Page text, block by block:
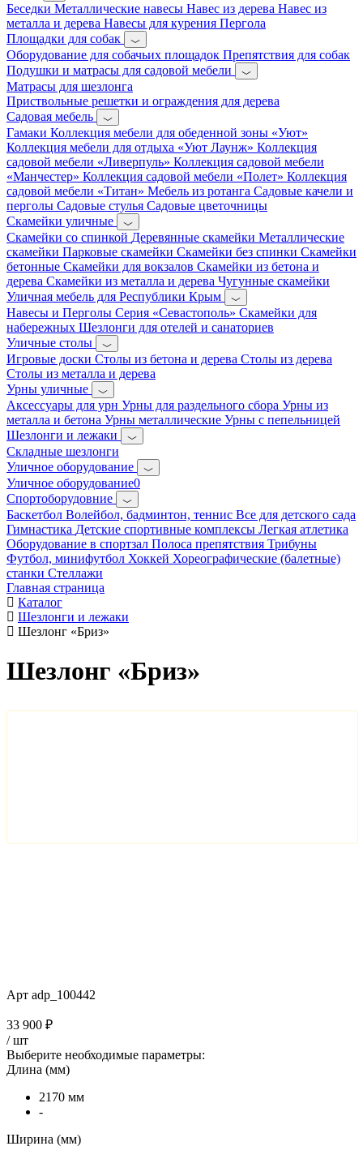
Беседки Металлические навесы Навес из дерева Навес из
металла и дерева Навесы для курения Пергола
Площадки для собак
Оборудование для собачьих площадок Препятствия для собак
Подушки и матрасы для садовой мебели
Матрасы для шезлонга
Приствольные решетки и ограждения для дерева
Садовая мебель
Гамаки Коллекция мебели для обеденной зоны «Уют»
Коллекция мебели для отдыха «Уют Лаунж» Коллекция
садовой мебели «Ливерпуль» Коллекция садовой мебели
«Манчестер» Коллекция садовой мебели «Полет» Коллекция
садовой мебели «Титан» Мебель из ротанга Садовые качели и
перголы Садовые стулья Садовые цветочницы
Скамейки уличные
Скамейки со спинкой Деревянные скамейки Металлические
скамейки Парковые скамейки Скамейки без спинки Скамейки
бетонные Скамейки для вокзалов Скамейки из бетона и
дерева Скамейки из металла и дерева Чугунные скамейки
Уличная мебель для Республики Крым
Навесы и Перголы Серия «Севастополь» Скамейки для
набережных Шезлонги для отелей и санаториев
Уличные столы
Игровые доски Столы из бетона и дерева Столы из дерева
Столы из металла и дерева
Урны уличные
Аксессуары для урн Урны для раздельного сбора Урны из
металла и бетона Урны металлические Урны с пепельницей
Шезлонги и лежаки
Складные шезлонги
Уличное оборудование
Уличное оборудование0
Спортоборудовние
Баскетбол Волейбол, бадминтон, теннис Все для детского сада
Гимнастика Детские спортивные комплексы Легкая атлетика
Оборудование в спортзал Полоса препятствия Трибуны
Футбол, минифутбол Хоккей Хореографические (балетные)
станки Стеллажи
Главная страница
Каталог
Шезлонги и лежаки
Шезлонг «Бриз»
Шезлонг «Бриз»
Арт adp_100442
33 900 ₽
/шт
Выберите необходимые параметры:
Длина (мм)
2170 мм
-
Ширина (мм)